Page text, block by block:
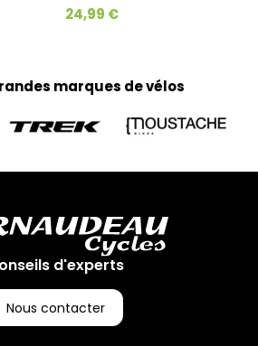
24,99 €
marques de vélos
d'experts
Nous contacter